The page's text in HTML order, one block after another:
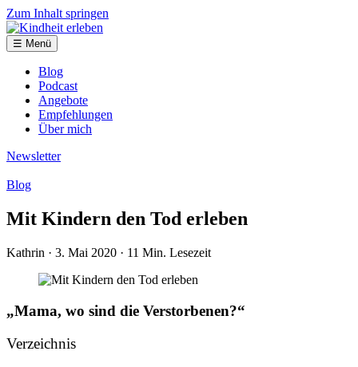
Zum Inhalt springen
☰ Menü
Blog
Podcast
Angebote
Empfehlungen
Über mich
Newsletter
Blog
Mit Kindern den Tod erleben
Kathrin · 3. Mai 2020 · 11 Min. Lesezeit
„Mama, wo sind die Verstorbenen?“
Verzeichnis